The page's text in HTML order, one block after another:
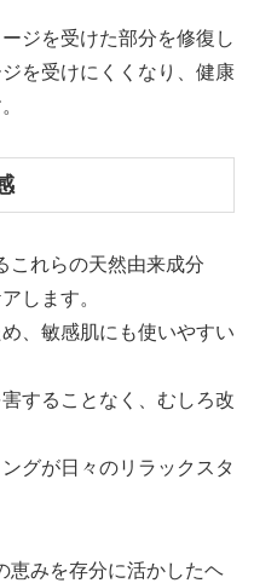
ジを受けた部分を修復し
を受けにくくなり、健康
これらの天然由来成分
します。
、敏感肌にも使いやすい
することなく、むしろ改
グが日々のリラックスタ
恵みを存分に活かしたヘ